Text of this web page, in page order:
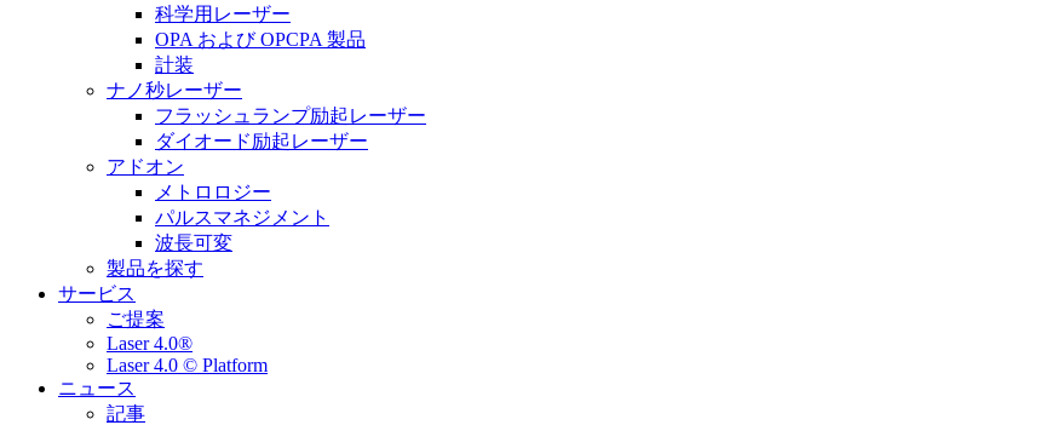
科学用レーザー
OPA および OPCPA 製品
計装
ナノ秒レーザー
フラッシュランプ励起レーザー
ダイオード励起レーザー
アドオン
メトロロジー
パルスマネジメント
波長可変
製品を探す
サービス
ご提案
Laser 4.0®
Laser 4.0 © Platform
ニュース
記事